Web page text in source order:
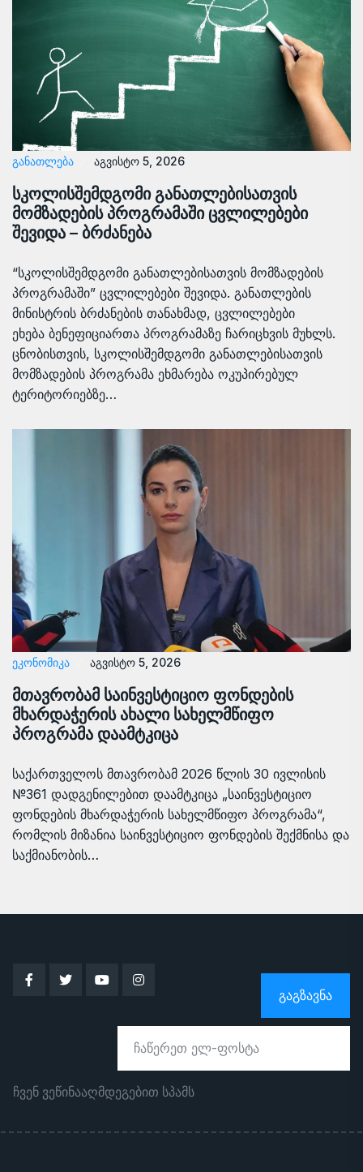
ᲒᲐᲜᲐᲗᲚᲔᲑᲐ აგვისტო 5, 2026
სკოლისშემდგომი განათლებისათვის
მომზადების პროგრამაში ცვლილებები
შევიდა – ბრძანება
“სკოლისშემდგომი განათლებისათვის მომზადების
პროგრამაში” ცვლილებები შევიდა. განათლების
მინისტრის ბრძანების თანახმად, ცვლილებები
ეხება ბენეფიციართა პროგრამაზე ჩარიცხვის მუხლს.
ცნობისთვის, სკოლისშემდგომი განათლებისათვის
მომზადების პროგრამა ეხმარება ოკუპირებულ
ტერიტორიებზე…
ᲔᲙᲝᲜᲝᲛᲘᲙᲐ აგვისტო 5, 2026
მთავრობამ საინვესტიციო ფონდების
მხარდაჭერის ახალი სახელმწიფო
პროგრამა დაამტკიცა
საქართველოს მთავრობამ 2026 წლის 30 ივლისის
№361 დადგენილებით დაამტკიცა „საინვესტიციო
ფონდების მხარდაჭერის სახელმწიფო პროგრამა“,
რომლის მიზანია საინვესტიციო ფონდების შექმნისა და
საქმიანობის…
ᲒᲐᲒᲖᲐᲕᲜᲐ
ჩვენ ვეწინააღმდეგებით სპამს